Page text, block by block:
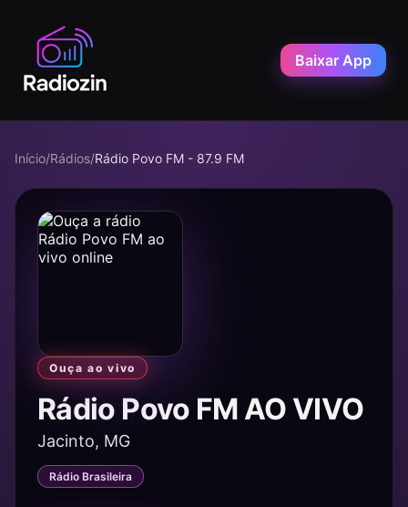
Baixar App
Início/Rádios/Rádio Povo FM - 87.9 FM
Ouça ao vivo
Rádio Povo FM AO VIVO
Jacinto, MG
Rádio Brasileira